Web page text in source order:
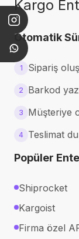
Kargo
Otomatik
1 Sipariş
2 Barkod
3 Müşteriye
4 Teslimat
Popüler
Shiprocket
Kargoist
Firma özel